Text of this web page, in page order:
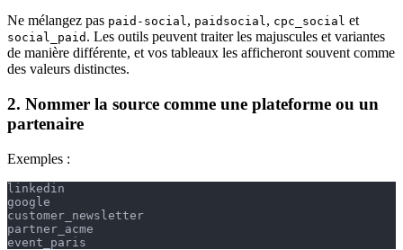
Ne mélangez pas paid-social, paidsocial, cpc_social et
social_paid . Les outils peuvent traiter les majuscules et variantes
de manière différente, et vos tableaux les afficheront souvent comme
des valeurs distinctes.
2. Nommer la source comme une plateforme ou un
partenaire
Exemples :
linkedin
google
customer_newsletter
partner_acme
event_paris